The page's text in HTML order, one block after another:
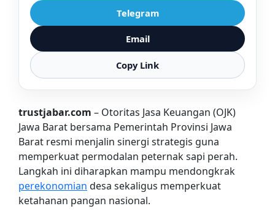
Telegram
Email
Copy Link
trustjabar.com – Otoritas Jasa Keuangan (OJK)
Jawa Barat bersama Pemerintah Provinsi Jawa
Barat resmi menjalin sinergi strategis guna
memperkuat permodalan peternak sapi perah.
Langkah ini diharapkan mampu mendongkrak
perekonomian desa sekaligus memperkuat
ketahanan pangan nasional.